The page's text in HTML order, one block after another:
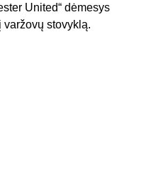
United“ dėmesys
varžovų stovyklą.